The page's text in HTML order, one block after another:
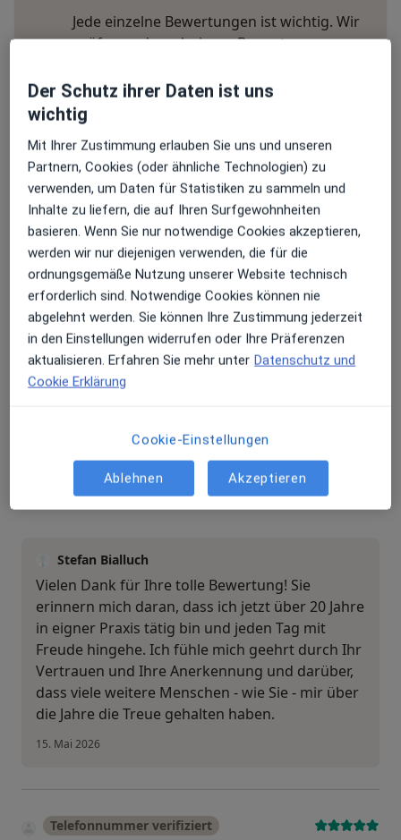
Jede einzelne Bewertungen ist wichtig. Wir
prüfen und moderieren Bewertungen
mehr über Bewertungen und wie wir
Sterne berechnen unter
Bewertungen durchsuchen
Telefonnummer verifiziert
Wir vertrauen Herrn Bialluch seit fast 20 Jahren.
Er ist ein außergewöhnlich kompetenter und
Praxis Stefan Bialluch Facharzt für Innere Medizin und Nephrologie
Problem melden
Stefan Bialluch
Vielen Dank für Ihre tolle Bewertung! Sie
erinnern mich daran, dass ich jetzt über 20 Jahre
in eigner Praxis tätig bin und jeden Tag mit
Freude hingehe. Ich fühle mich geehrt durch Ihr
Vertrauen und Ihre Anerkennung und darüber,
dass viele weitere Menschen - wie Sie - mir über
die Jahre die Treue gehalten haben.
15. Mai 2026
Telefonnummer verifiziert
Der Schutz ihrer Daten ist uns
wichtig
Mit Ihrer Zustimmung erlauben Sie uns und unseren
Partnern, Cookies (oder ähnliche Technologien) zu
verwenden, um Daten für Statistiken zu sammeln und
Inhalte zu liefern, die auf Ihren Surfgewohnheiten
basieren. Wenn Sie nur notwendige Cookies akzeptieren,
werden wir nur diejenigen verwenden, die für die
ordnungsgemäße Nutzung unserer Website technisch
erforderlich sind. Notwendige Cookies können nie
abgelehnt werden. Sie können Ihre Zustimmung jederzeit
in den Einstellungen widerrufen oder Ihre Präferenzen
aktualisieren. Erfahren Sie mehr unter Datenschutz und
Cookie Erklärung
Cookie-Einstellungen
Ablehnen Akzeptieren